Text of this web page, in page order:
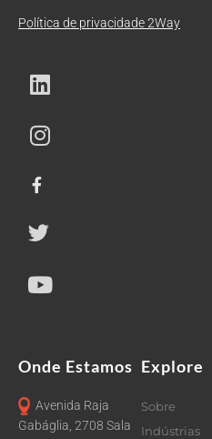
Política de privacidade 2Way
Onde Estamos
Avenida Raja
Gabáglia, 2708 Sala
Explore
Sobre
Indústrias